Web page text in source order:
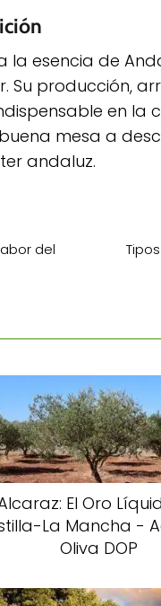
la esencia de
producción,
en
mesa a
andaluz.
del
El Oro
La Mancha -
Oliva DOP